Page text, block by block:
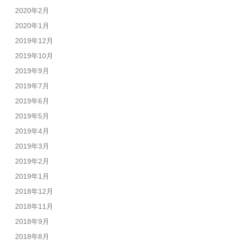
2020年2月
2020年1月
2019年12月
2019年10月
2019年9月
2019年7月
2019年6月
2019年5月
2019年4月
2019年3月
2019年2月
2019年1月
2018年12月
2018年11月
2018年9月
2018年8月